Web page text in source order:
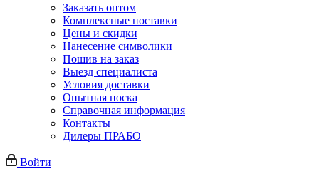
Заказать оптом
Комплексные поставки
Цены и скидки
Нанесение символики
Пошив на заказ
Выезд специалиста
Условия доставки
Опытная носка
Справочная информация
Контакты
Дилеры ПРАБО
Войти